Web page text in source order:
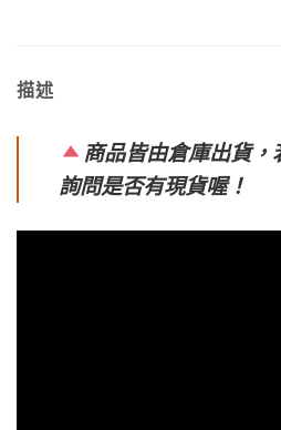
描述
商品皆由倉庫出貨
詢問是否有現貨喔！